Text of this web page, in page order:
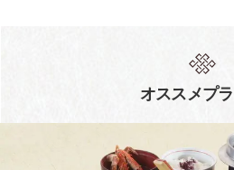
オススメプラ